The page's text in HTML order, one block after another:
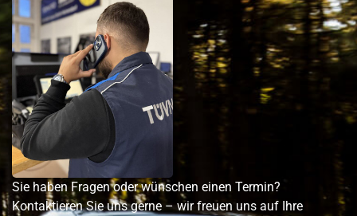
Sie haben Fragen oder wünschen einen Termin?
Kontaktieren Sie uns gerne – wir freuen uns auf Ihre